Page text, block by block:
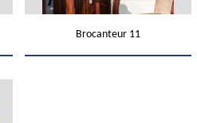
Brocanteur 11